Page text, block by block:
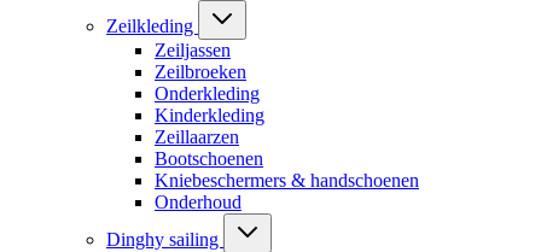
Zeilkleding
Zeiljassen
Zeilbroeken
Onderkleding
Kinderkleding
Zeillaarzen
Bootschoenen
Kniebeschermers & handschoenen
Onderhoud
Dinghy sailing